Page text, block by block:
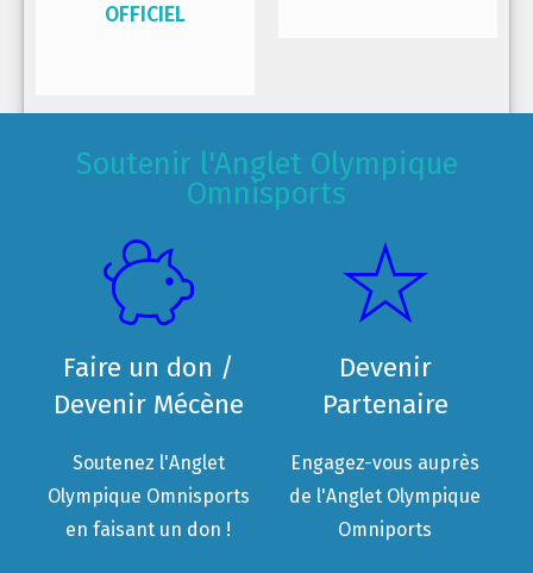
OFFICIEL
Soutenir l'Anglet Olympique
Omnisports
Faire un don /
Devenir Mécène
Soutenez l'Anglet
Olympique Omnisports
en faisant un don !
Devenir
Partenaire
Engagez-vous auprès
de l'Anglet Olympique
Omniports